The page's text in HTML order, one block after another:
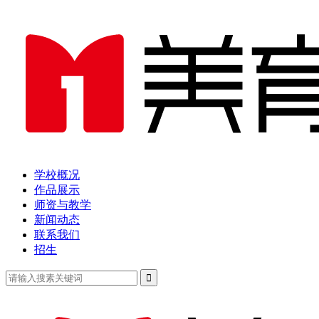
学校概况
作品展示
师资与教学
新闻动态
联系我们
招生